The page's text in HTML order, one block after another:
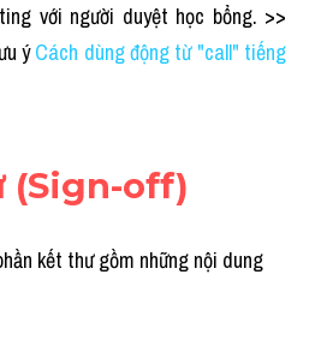
với người duyệt học bổng. >>
ý Cách dùng động từ "call" tiếng
(Sign-off)
kết thư gồm những nội dung